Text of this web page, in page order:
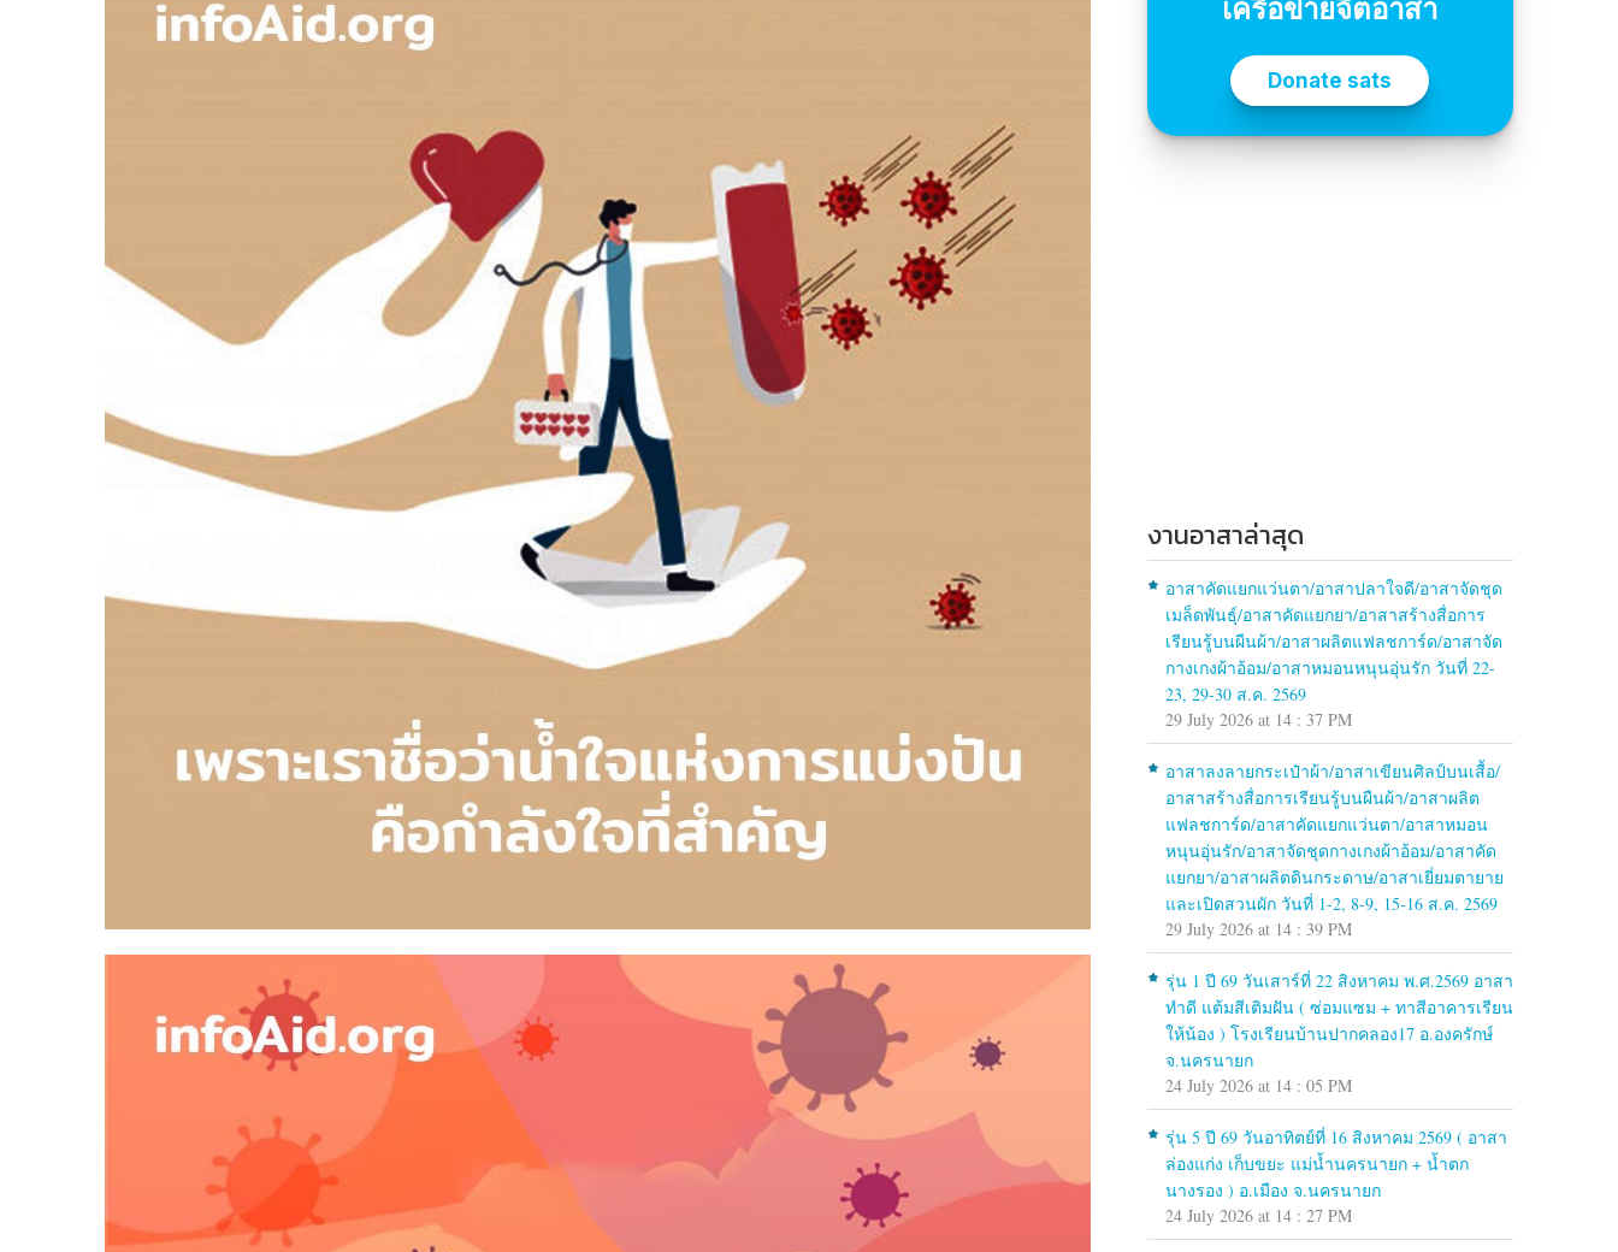
งานอาสาล่าสุด
อาสาคัดแยกแว่นตา/อาสาปลาใจดี/อาสาจัดชุด
เมล็ดพันธุ์/อาสาคัดแยกยา/อาสาสร้างสื่อการ
เรียนรู้บนผืนผ้า/อาสาผลิตแฟลชการ์ด/อาสาจัด
กางเกงผ้าอ้อม/อาสาหมอนหนุนอุ่นรัก วันที่ 22-
23, 29-30 ส.ค. 2569
29 July 2026 at 14 : 37 PM
อาสาลงลายกระเป๋าผ้า/อาสาเขียนศิลป์บนเสื้อ/
อาสาสร้างสื่อการเรียนรู้บนผืนผ้า/อาสาผลิต
แฟลชการ์ด/อาสาคัดแยกแว่นตา/อาสาหมอน
หนุนอุ่นรัก/อาสาจัดชุดกางเกงผ้าอ้อม/อาสาคัด
แยกยา/อาสาผลิตดินกระดาษ/อาสาเยี่ยมตายาย
และเปิดสวนผัก วันที่ 1-2, 8-9, 15-16 ส.ค. 2569
29 July 2026 at 14 : 39 PM
รุ่น 1 ปี 69 วันเสาร์ที่ 22 สิงหาคม พ.ศ.2569 อาสา
ทำดี แต้มสีเติมฝัน ( ซ่อมแซม + ทาสีอาคารเรียน
ให้น้อง ) โรงเรียนบ้านปากคลอง17 อ.องครักษ์
จ.นครนายก
24 July 2026 at 14 : 05 PM
รุ่น 5 ปี 69 วันอาทิตย์ที่ 16 สิงหาคม 2569 ( อาสา
ล่องแก่ง เก็บขยะ แม่น้ำนครนายก + น้ำตก
นางรอง ) อ.เมือง จ.นครนายก
24 July 2026 at 14 : 27 PM